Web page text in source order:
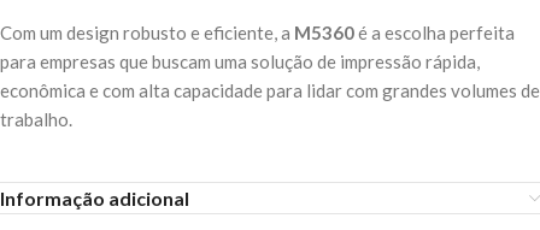
Com um design robusto e eficiente, a M5360é a escolha perfeita
para empresas que buscam uma solução de impressão rápida,
econômica e com alta capacidade para lidar com grandes volumes de
trabalho.
Informação adicional